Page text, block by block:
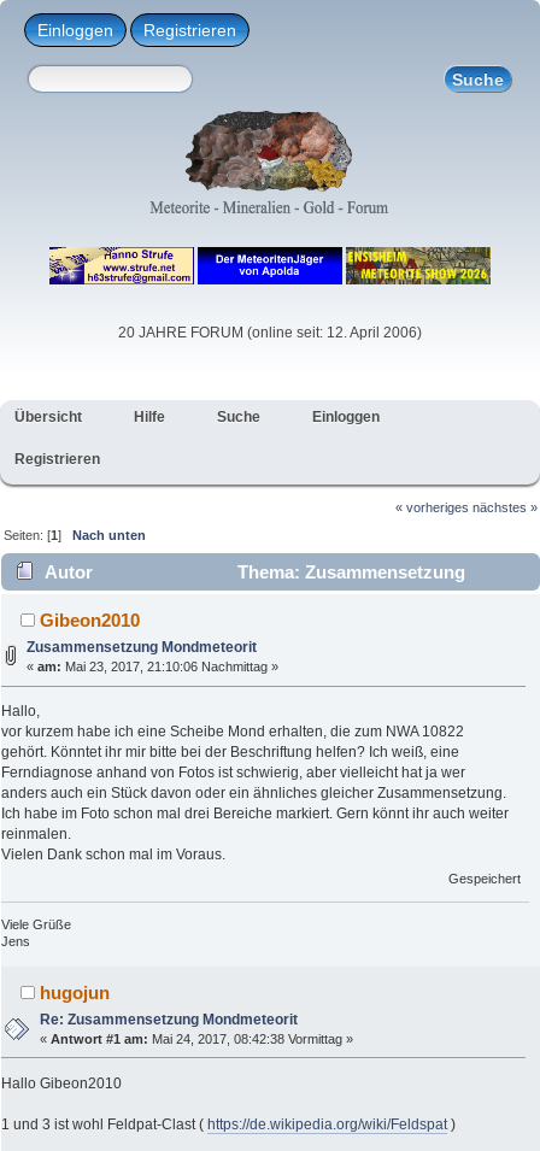
Einloggen Registrieren
20 JAHRE FORUM (online seit: 12. April 2006)
Übersicht Hilfe Suche Einloggen
Registrieren
« vorheriges nächstes »
Seiten: [1]Nach unten
Autor
Thema: Zusammensetzung
Mondmeteorit (Gelesen 3818 mal)
Gibeon2010
Zusammensetzung Mondmeteorit
«am: Mai 23, 2017, 21:10:06 Nachmittag »
Hallo,
vor kurzem habe ich eine Scheibe Mond erhalten, die zum NWA 10822
gehört. Könntet ihr mir bitte bei der Beschriftung helfen? Ich weiß, eine
Ferndiagnose anhand von Fotos ist schwierig, aber vielleicht hat ja wer
anders auch ein Stück davon oder ein ähnliches gleicher Zusammensetzung.
Ich habe im Foto schon mal drei Bereiche markiert. Gern könnt ihr auch weiter
reinmalen.
Vielen Dank schon mal im Voraus.
Gespeichert
Viele Grüße
Jens
hugojun
Re: Zusammensetzung Mondmeteorit
«Antwort #1 am: Mai 24, 2017, 08:42:38 Vormittag »
Hallo Gibeon2010
1 und 3 ist wohl Feldpat-Clast ( https://de.wikipedia.org/wiki/Feldspat )